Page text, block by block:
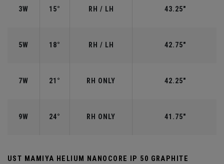
3W 15° RH / LH 43.25"
5W 18° RH / LH 42.75"
7W 21° RH ONLY 42.25"
9W 24° RH ONLY 41.75"
UST MAMIYA HELIUM NANOCORE IP 50 GRAPHITE